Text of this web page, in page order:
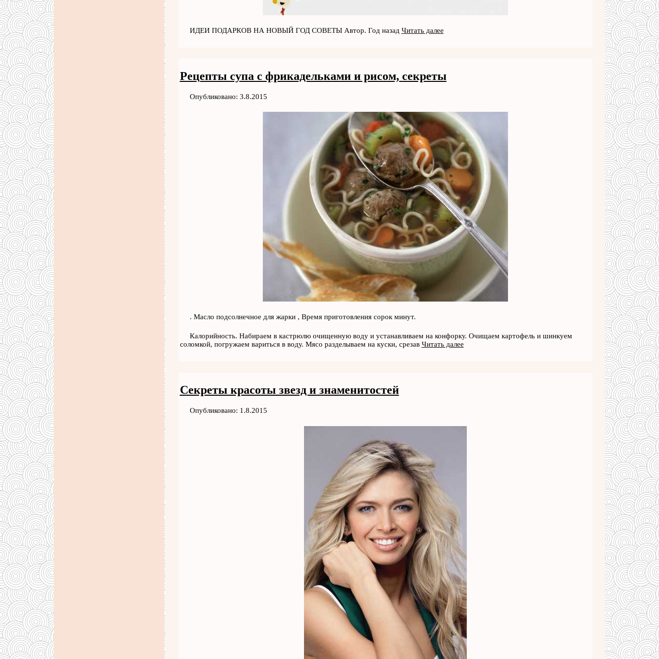
ИДЕИ ПОДАРКОВ НА НОВЫЙ ГОД СОВЕТЫ Автор. Год назад Читать далее
Рецепты супа с фрикадельками и рисом, секреты
Опубликовано: 3.8.2015
. Масло подсолнечное для жарки , Время приготовления сорок минут.
Калорийность. Набираем в кастрюлю очищенную воду и устанавливаем на конфорку. Очищаем картофель и шинкуем
соломкой, погружаем вариться в воду. Мясо разделываем на куски, срезав Читать далее
Секреты красоты звезд и знаменитостей
Опубликовано: 1.8.2015